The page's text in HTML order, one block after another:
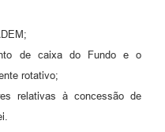
de caixa do Fundo e o
rotativo;
relativas à concessão de